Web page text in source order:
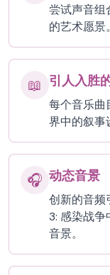
尝试声音组
的艺术愿景
📖 引人入胜
每个音乐曲
界中的叙事
🎧 动态音景
创新的音频
3: 感染战
音景。